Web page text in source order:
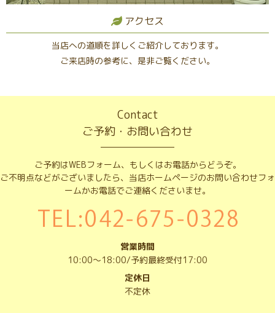
アクセス
当店への道順を詳しくご紹介しております。
ご来店時の参考に、是非ご覧ください。
Contact
ご予約・お問い合わせ
ご予約はWEBフォーム、もしくはお電話からどうぞ。
ご不明点などがございましたら、当店ホームページのお問い合わせフォ
ームかお電話でご連絡くださいませ。
営業時間
10:00～18:00/予約最終受付17:00
定休日
不定休